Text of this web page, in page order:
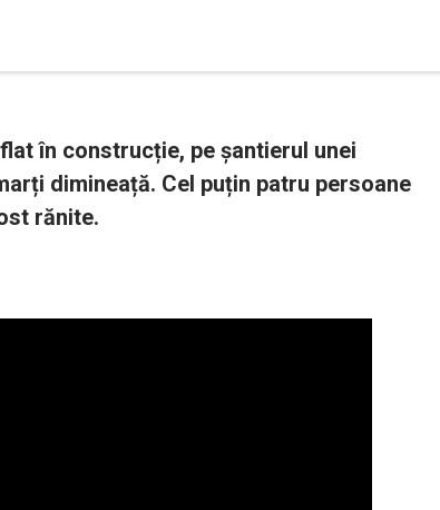
în construcție, pe șantierul unei
dimineață. Cel puțin patru persoane
rănite.